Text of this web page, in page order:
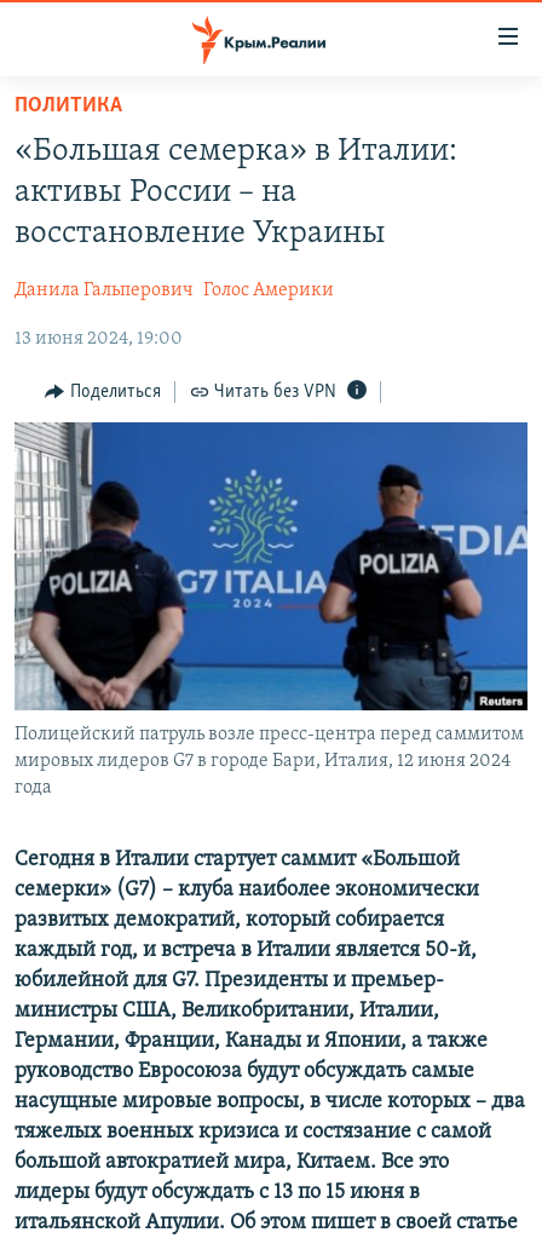
Вернуться
основному
содержанию
главной
Вернутся
поиску
11 ЛЕТ ОККУПАЦИИ КРЫМА. 11 ИСТОРИЙ СОПРОТИВЛЕНИЯ
ЕЩЕ
ИНТЕРАКТИВ
ИНФОГРАФИКА
ТЕЛЕПРОЕКТ КРЫМ.РЕАЛИИ
СОВЕТЫ ПРАВОЗАЩИТНИКОВ
ПРОПАВШИЕ БЕЗ ВЕСТИ
ПОБЕДИТЕЛЕЙ НЕ СУДЯТ?
КРЫМ.НЕПОКОРЕННЫЙ
ELIFBE
УКРАИНСКАЯ ПРОБЛЕМА КРЫМА
РАДІО СВОБОДА
КАК ОБОЙТИ БЛОКИРОВКУ
Українською
Qırımtatar
ПРИСОЕДИНЯЙТЕСЬ!
Все сайты RFE/RL
ПОЛИТИКА
«Большая семерка» в Италии:
активы России – на
восстановление Украины
Данила Гальперович Голос Америки
13 июня 2024, 19:00
Поделиться Читать без VPN
Полицейский патруль возле пресс-центра перед саммитом
мировых лидеров G7 в городе Бари, Италия, 12 июня 2024
года
Сегодня в Италии стартует саммит «Большой
семерки» (G7) – клуба наиболее экономически
развитых демократий, который собирается
каждый год, и встреча в Италии является 50-й,
юбилейной для G7. Президенты и премьер-
министры США, Великобритании, Италии,
Германии, Франции, Канады и Японии, а также
руководство Евросоюза будут обсуждать самые
насущные мировые вопросы, в числе которых – два
тяжелых военных кризиса и состязание с самой
большой автократией мира, Китаем. Все это
лидеры будут обсуждать с 13 по 15 июня в
итальянской Апулии. Об этом пишет в своей статье